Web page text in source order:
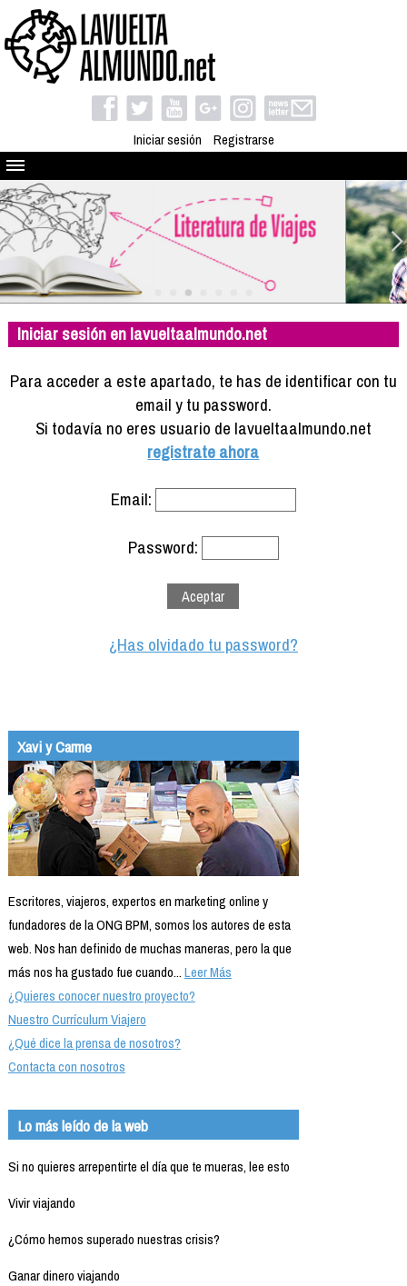
Iniciar sesión Registrarse
Quienes somos
El proyecto
Blog
Viaja con nosotros
Camino solidario
Libros
Compañeros de viaje
Info viajeros
Iniciar sesión en lavueltaalmundo.net
Para acceder a este apartado, te has de identificar con tu
email y tu password.
Si todavía no eres usuario de lavueltaalmundo.net
registrate ahora
Email:
Password:
¿Has olvidado tu password?
Xavi y Carme
Escritores, viajeros, expertos en marketing online y
fundadores de la ONG BPM, somos los autores de esta
web. Nos han definido de muchas maneras, pero la que
más nos ha gustado fue cuando...Leer Más
¿Quieres conocer nuestro proyecto?
Nuestro Currículum Viajero
¿Qué dice la prensa de nosotros?
Contacta con nosotros
Lo más leído de la web
Si no quieres arrepentirte el día que te mueras, lee esto
Vivir viajando
¿Cómo hemos superado nuestras crisis?
Ganar dinero viajando